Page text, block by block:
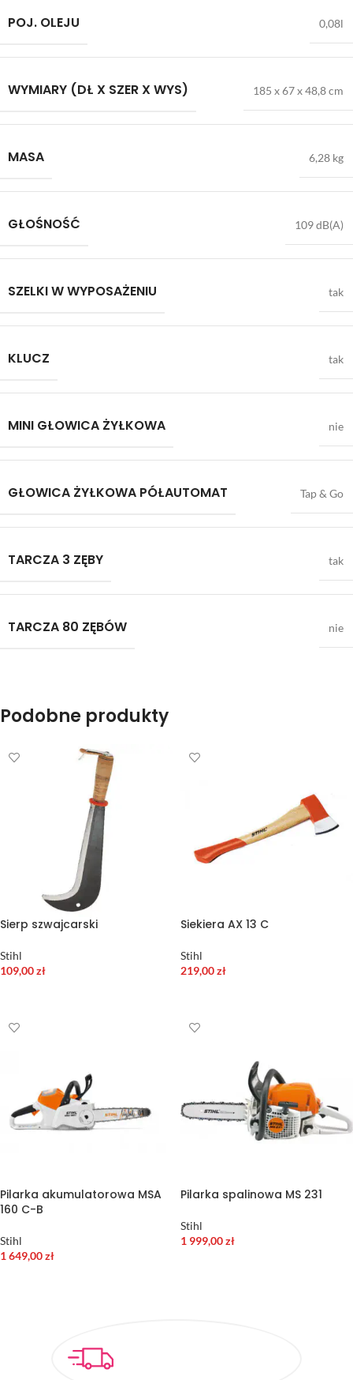
POJ. OLEJU 0,08l
WYMIARY (DŁ X SZER X WYS) 185 x 67 x 48,8 cm
MASA 6,28 kg
GŁOŚNOŚĆ 109 dB(A)
SZELKI W WYPOSAŻENIU tak
KLUCZ tak
MINI GŁOWICA ŻYŁKOWA nie
GŁOWICA ŻYŁKOWA PÓŁAUTOMAT Tap & Go
TARCZA 3 ZĘBY tak
TARCZA 80 ZĘBÓW nie
Podobne produkty
Sierp szwajcarski
Stihl
109,00zł
Siekiera AX 13 C
Stihl
219,00zł
Pilarka akumulatorowa MSA
160 C-B
Stihl
1 649,00zł
Pilarka spalinowa MS 231
Stihl
1 999,00zł